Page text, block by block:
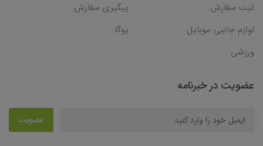
ثبت سفارش
پیگیری سفارش
لوازم جانبی موبایل
یوگا
ورزشی
عضویت در خبرنامه
عضویت